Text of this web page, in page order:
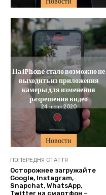
Новости
На iPhone стало возможно не
выходить из приложения
камеры для изменения
разрешения видео
24 июня 2020
ПОПЕРЕДНЯ СТАТТЯ
Осторожнее загружайте
Google, Instagram,
Snapchat, WhatsApp,
Twitter на смартфон –